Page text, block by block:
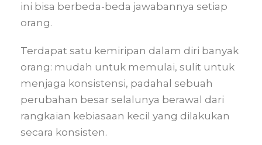
ini bisa berbeda-beda jawabannya setiap
orang.
Terdapat satu kemiripan dalam diri banyak
orang: mudah untuk memulai, sulit untuk
menjaga konsistensi, padahal sebuah
perubahan besar selalunya berawal dari
rangkaian kebiasaan kecil yang dilakukan
secara konsisten.